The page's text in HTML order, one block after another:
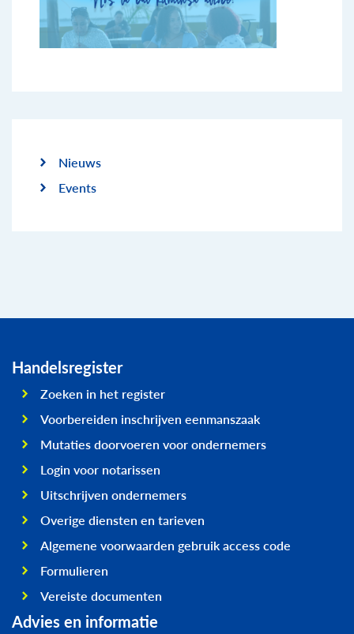
Nieuws
Events
Handelsregister
Zoeken in het register
Voorbereiden inschrijven eenmanszaak
Mutaties doorvoeren voor ondernemers
Login voor notarissen
Uitschrijven ondernemers
Overige diensten en tarieven
Algemene voorwaarden gebruik access code
Formulieren
Vereiste documenten
Advies en informatie